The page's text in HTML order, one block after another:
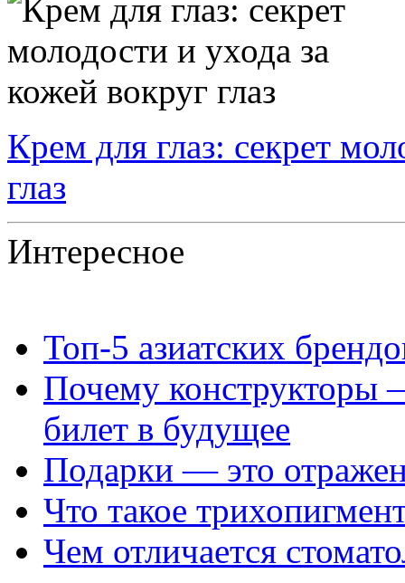
Крем для глаз: секрет
глаз
Интересное
Топ‑5 азиатских
Почему конструкторы
билет в будущее
Подарки — это
Что такое
Чем отличается